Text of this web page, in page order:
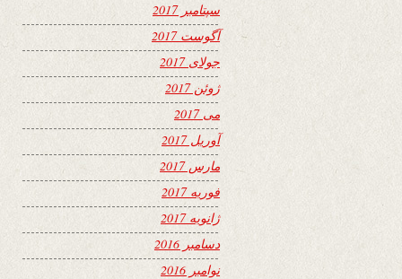
سپتامبر 2017
آگوست 2017
جولای 2017
ژوئن 2017
می 2017
آوریل 2017
مارس 2017
فوریه 2017
ژانویه 2017
دسامبر 2016
نوامبر 2016